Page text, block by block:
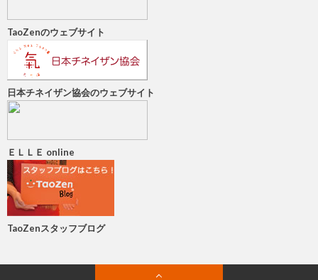
TaoZenのウェブサイト
日本チネイザン協会のウェブサイト
ＥＬＬＥ online
TaoZenスタッフブログ